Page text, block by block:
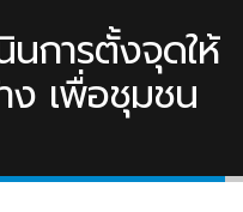
นการตั้งจุดให้
ง เพื่อชุมชน